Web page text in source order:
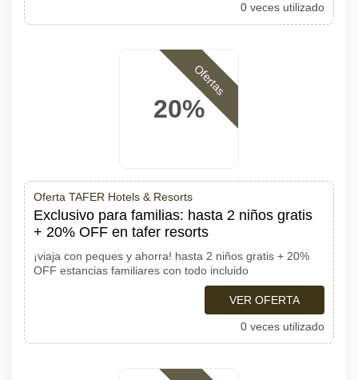
0 veces utilizado
20%
Ofertas
Oferta TAFER Hotels & Resorts
Exclusivo para familias: hasta 2 niños gratis
+ 20% OFF en tafer resorts
¡viaja con peques y ahorra! hasta 2 niños gratis + 20%
OFF estancias familiares con todo incluido
VER OFERTA
0 veces utilizado